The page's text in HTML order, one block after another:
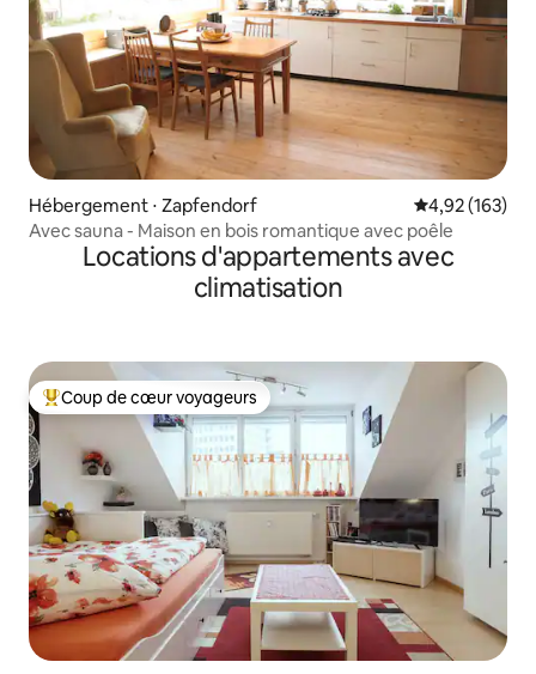
Hébergement ⋅ Zapfendorf Évaluation
4,92 (163)
Avec sauna - Maison en bois romantique avec poêle
Locations d'appartements avec
climatisation
Coups de cœur voyageurs les plus appréciés
Coup de cœur voyageurs